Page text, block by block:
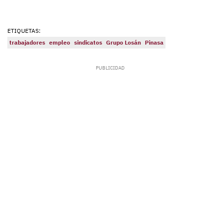
ETIQUETAS:
trabajadores empleo sindicatos Grupo Losán Pinasa